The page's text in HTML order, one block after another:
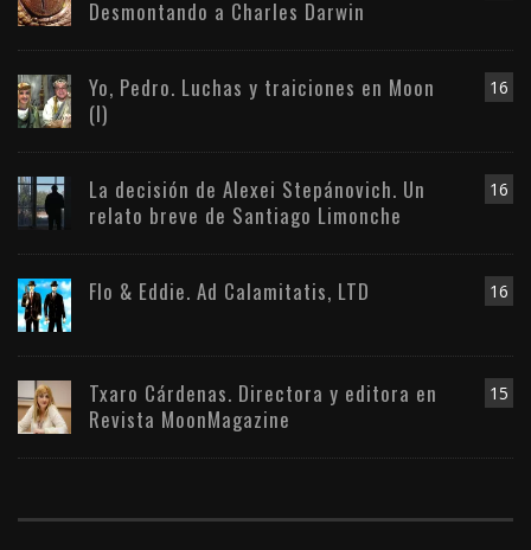
Desmontando a Charles Darwin
16
Yo, Pedro. Luchas y traiciones en Moon
(I)
16
La decisión de Alexei Stepánovich. Un
relato breve de Santiago Limonche
16
Flo & Eddie. Ad Calamitatis, LTD
15
Txaro Cárdenas. Directora y editora en
Revista MoonMagazine